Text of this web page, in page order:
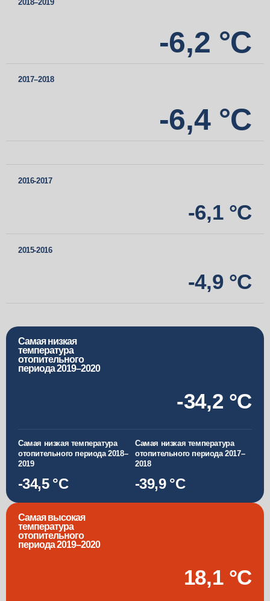
2018–2019
-6,2 °C
2017–2018
-6,4 °C
2016-2017
-6,1°С
2015-2016
-4,9°С
Самая низкая
температура
отопительного
периода 2019–2020
-34,2 °C
Самая низкая температура
отопительного периода 2018–
2019
-34,5 °C
Самая низкая температура
отопительного периода 2017–
2018
-39,9 °C
Самая высокая
температура
отопительного
периода 2019–2020
18,1°C